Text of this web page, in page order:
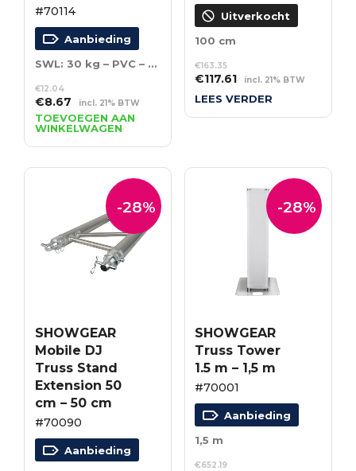
#70114
Aanbieding
SWL: 30 kg – PVC – zwart
€12.04
Oorspronkelijke
prijs
was:
€12.04.
€8.67Huidige
prijs
is:
€8.67.
incl. 21% BTW
TOEVOEGEN AAN
WINKELWAGEN
Uitverkocht
100 cm
€163.35
Oorspronkelijke
prijs
€117.61Huidige
prijs
incl. 21% BTW
LEES VERDER
-28%
SHOWGEAR
Mobile DJ
Truss Stand
Extension 50
cm – 50 cm
#70090
Aanbieding
-28%
SHOWGEAR
Truss Tower
1.5 m – 1,5 m
#70001
Aanbieding
1,5 m
€652.19